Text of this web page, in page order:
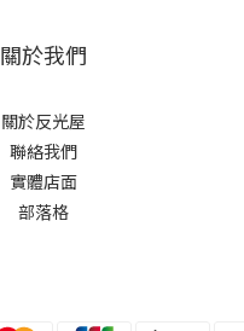
關於我們
關於反光屋
聯絡我們
實體店面
部落格